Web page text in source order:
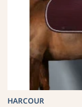
HARCOUR